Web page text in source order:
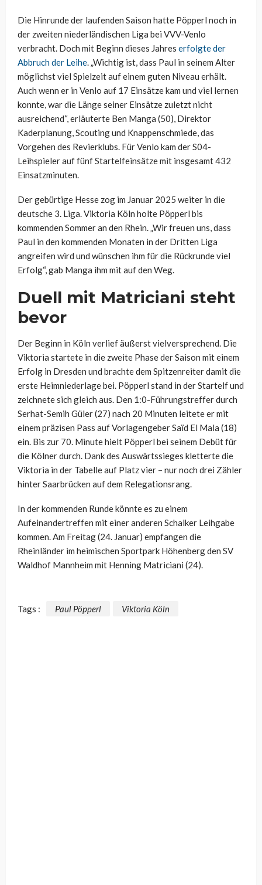
Die Hinrunde der laufenden Saison hatte Pöpperl noch in
der zweiten niederländischen Liga bei VVV-Venlo
verbracht. Doch mit Beginn dieses Jahres erfolgte der
Abbruch der Leihe. „Wichtig ist, dass Paul in seinem Alter
möglichst viel Spielzeit auf einem guten Niveau erhält.
Auch wenn er in Venlo auf 17 Einsätze kam und viel lernen
konnte, war die Länge seiner Einsätze zuletzt nicht
ausreichend“, erläuterte Ben Manga (50), Direktor
Kaderplanung, Scouting und Knappenschmiede, das
Vorgehen des Revierklubs. Für Venlo kam der S04-
Leihspieler auf fünf Startelfeinsätze mit insgesamt 432
Einsatzminuten.
Der gebürtige Hesse zog im Januar 2025 weiter in die
deutsche 3. Liga. Viktoria Köln holte Pöpperl bis
kommenden Sommer an den Rhein. „Wir freuen uns, dass
Paul in den kommenden Monaten in der Dritten Liga
angreifen wird und wünschen ihm für die Rückrunde viel
Erfolg“, gab Manga ihm mit auf den Weg.
Duell mit Matriciani steht
bevor
Der Beginn in Köln verlief äußerst vielversprechend. Die
Viktoria startete in die zweite Phase der Saison mit einem
Erfolg in Dresden und brachte dem Spitzenreiter damit die
erste Heimniederlage bei. Pöpperl stand in der Startelf und
zeichnete sich gleich aus. Den 1:0-Führungstreffer durch
Serhat-Semih Güler (27) nach 20 Minuten leitete er mit
einem präzisen Pass auf Vorlagengeber Saïd El Mala (18)
ein. Bis zur 70. Minute hielt Pöpperl bei seinem Debüt für
die Kölner durch. Dank des Auswärtssieges kletterte die
Viktoria in der Tabelle auf Platz vier – nur noch drei Zähler
hinter Saarbrücken auf dem Relegationsrang.
In der kommenden Runde könnte es zu einem
Aufeinandertreffen mit einer anderen Schalker Leihgabe
kommen. Am Freitag (24. Januar) empfangen die
Rheinländer im heimischen Sportpark Höhenberg den SV
Waldhof Mannheim mit Henning Matriciani (24).
Tags : Paul Pöpperl Viktoria Köln